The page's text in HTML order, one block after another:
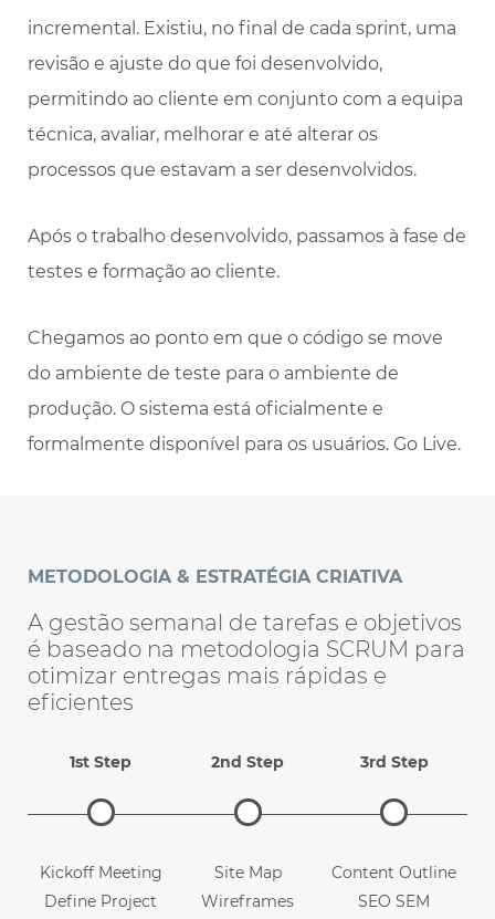
incremental. Existiu, no final de cada sprint, uma
revisão e ajuste do que foi desenvolvido,
permitindo ao cliente em conjunto com a equipa
técnica, avaliar, melhorar e até alterar os
processos que estavam a ser desenvolvidos.
Após o trabalho desenvolvido, passamos à fase de
testes e formação ao cliente.
Chegamos ao ponto em que o código se move
do ambiente de teste para o ambiente de
produção. O sistema está oficialmente e
formalmente disponível para os usuários. Go Live.
METODOLOGIA & ESTRATÉGIA CRIATIVA
A gestão semanal de tarefas e objetivos
é baseado na metodologia SCRUM para
otimizar entregas mais rápidas e
eficientes
1st Step
Kickoff Meeting
Define Project
2nd Step
Site Map
Wireframes
3rd Step
Content Outline
SEO SEM